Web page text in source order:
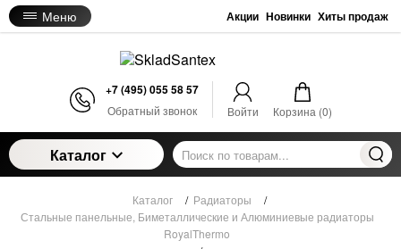
Меню Акции Новинки Хиты продаж
+7 (495) 055 58 57
Обратный звонок Войти Корзина (0)
Каталог
Каталог / Радиаторы
/
Стальные панельные, Биметаллические и Алюминиевые радиаторы
RoyalThermo